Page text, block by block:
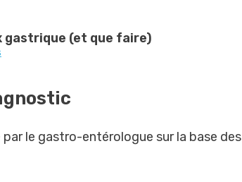
gastrique (et que faire)
le gastro-entérologue sur la base des